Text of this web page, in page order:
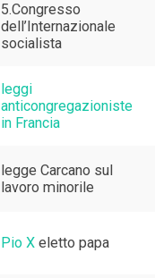
5.Congresso
dell’Internazionale
socialista
leggi
anticongregazioniste
in Francia
legge Carcano sul
lavoro minorile
Pio X eletto papa